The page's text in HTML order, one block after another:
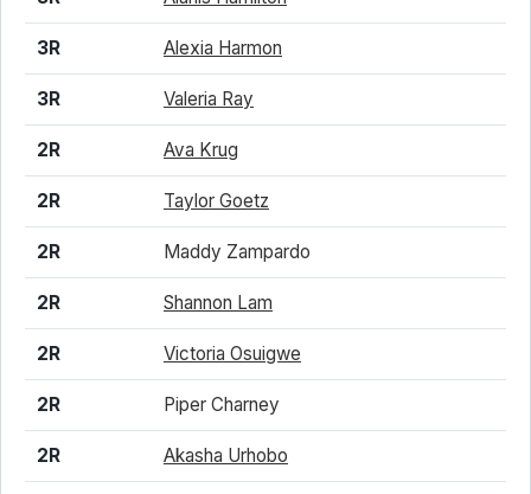
3R Alexia Harmon
3R Valeria Ray
2R Ava Krug
2R Taylor Goetz
2R Maddy Zampardo
2R Shannon Lam
2R Victoria Osuigwe
2R Piper Charney
2R Akasha Urhobo